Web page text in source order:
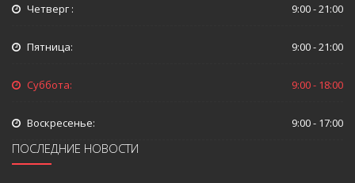
Четверг : 9:00 - 21:00
Пятница: 9:00 - 21:00
Суббота: 9:00 - 18:00
Воскресенье: 9:00 - 17:00
ПОСЛЕДНИЕ НОВОСТИ